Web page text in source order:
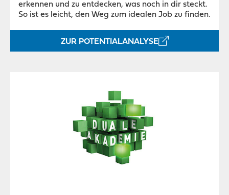
erkennen und zu entdecken, was noch in dir steckt.
So ist es leicht, den Weg zum idealen Job zu finden.
ZUR POTENTIALANALYSE